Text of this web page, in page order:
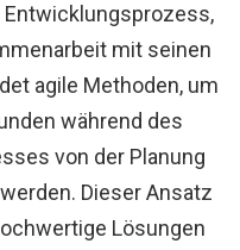
mit seinen
agile Methoden, um
während des
von der Planung
Dieser Ansatz
Lösungen